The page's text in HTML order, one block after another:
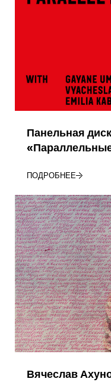
Панельная
ПОДРОБНЕЕ
Вячеслав